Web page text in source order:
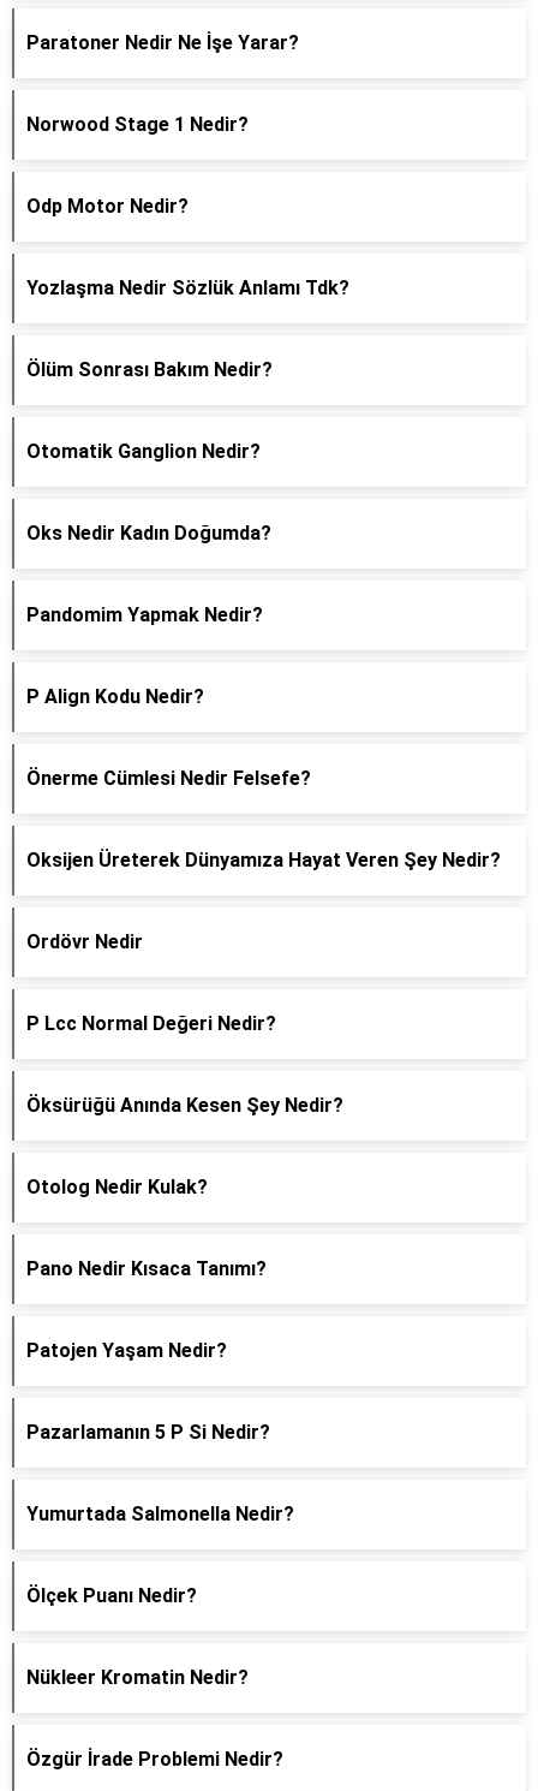
Paratoner Nedir Ne İşe Yarar?
Norwood Stage 1 Nedir?
Odp Motor Nedir?
Yozlaşma Nedir Sözlük Anlamı Tdk?
Ölüm Sonrası Bakım Nedir?
Otomatik Ganglion Nedir?
Oks Nedir Kadın Doğumda?
Pandomim Yapmak Nedir?
P Align Kodu Nedir?
Önerme Cümlesi Nedir Felsefe?
Oksijen Üreterek Dünyamıza Hayat Veren Şey Nedir?
Ordövr Nedir
P Lcc Normal Değeri Nedir?
Öksürüğü Anında Kesen Şey Nedir?
Otolog Nedir Kulak?
Pano Nedir Kısaca Tanımı?
Patojen Yaşam Nedir?
Pazarlamanın 5 P Si Nedir?
Yumurtada Salmonella Nedir?
Ölçek Puanı Nedir?
Nükleer Kromatin Nedir?
Özgür İrade Problemi Nedir?